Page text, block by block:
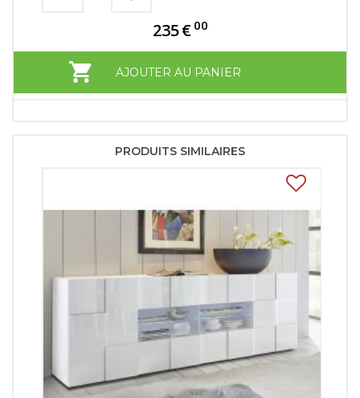
235€ 00
AJOUTER AU PANIER
PRODUITS SIMILAIRES